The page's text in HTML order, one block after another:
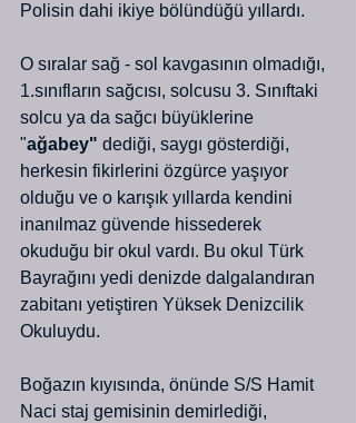
Polisin dahi ikiye bölündüğü yıllardı.
O sıralar sağ - sol kavgasının olmadığı,
1.sınıfların sağcısı, solcusu 3. Sınıftaki
solcu ya da sağcı büyüklerine
"ağabey" dediği, saygı gösterdiği,
herkesin fikirlerini özgürce yaşıyor
olduğu ve o karışık yıllarda kendini
inanılmaz güvende hissederek
okuduğu bir okul vardı. Bu okul Türk
Bayrağını yedi denizde dalgalandıran
zabitanı yetiştiren Yüksek Denizcilik
Okuluydu.
Boğazın kıyısında, önünde S/S Hamit
Naci staj gemisinin demirlediği,